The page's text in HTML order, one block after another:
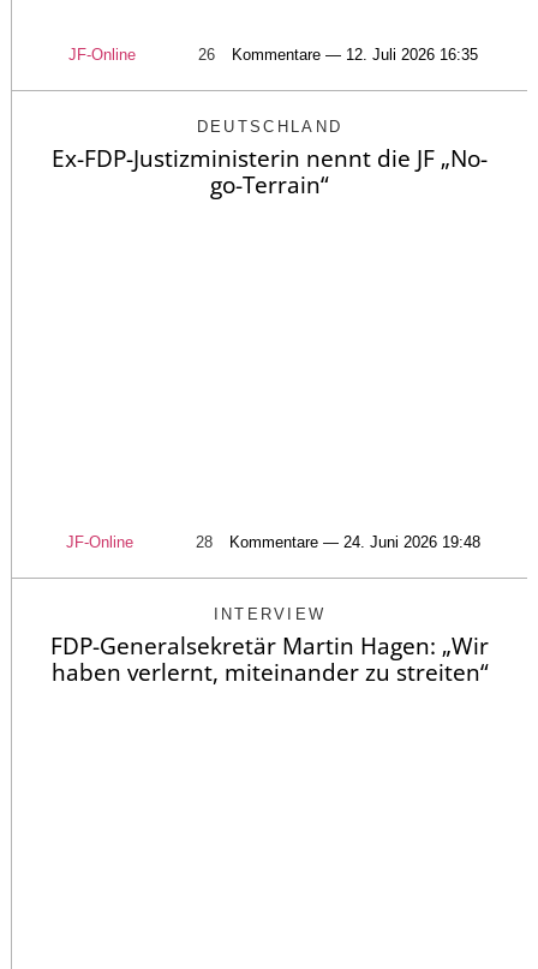
JF-Online 26 Kommentare — 12. Juli 2026 16:35
DEUTSCHLAND
Ex-FDP-Justizministerin nennt die JF „No-
go-Terrain“
JF-Online 28 Kommentare — 24. Juni 2026 19:48
INTERVIEW
FDP-Generalsekretär Martin Hagen: „Wir
haben verlernt, miteinander zu streiten“